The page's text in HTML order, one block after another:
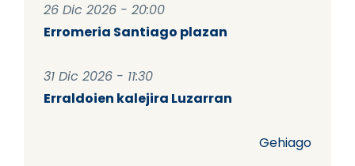
26 Dic 2026 - 20:00
Erromeria Santiago plazan
31 Dic 2026 - 11:30
Erraldoien kalejira Luzarran
Gehiago